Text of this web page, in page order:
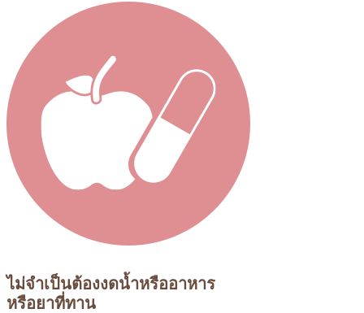
ไม่จำเป็นต้องงดน้ำหรืออาหาร
หรือยาที่ทาน